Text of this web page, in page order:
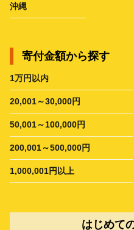
沖縄
寄付金額から探す
1万円以内
20,001～30,000円
50,001～100,000円
200,001～500,000円
1,000,001円以上
はじめて